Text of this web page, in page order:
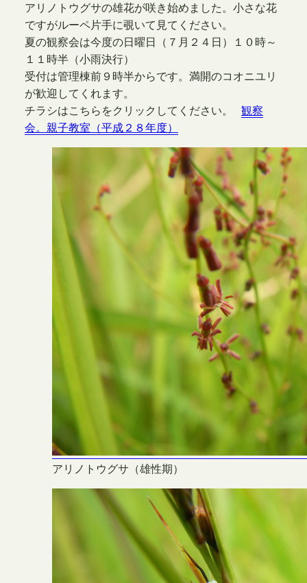
アリノトウグサの雄花が咲き始めました。小さな花
ですがルーペ片手に覗いて見てください。
夏の観察会は今度の日曜日（７月２４日）１０時～
１１時半（小雨決行）
受付は管理棟前９時半からです。満開のコオニユリ
が歓迎してくれます。
チラシはこちらをクリックしてください。 観察
会。親子教室（平成２８年度）
アリノトウグサ（雄性期）